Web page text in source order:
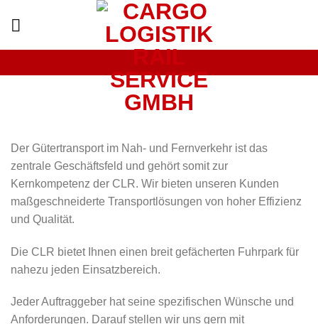
LEISTUNGEN
Der Gütertransport im Nah- und Fernverkehr ist das
zentrale Geschäftsfeld und gehört somit zur
Kernkompetenz der CLR. Wir bieten unseren Kunden
maßgeschneiderte Transportlösungen von hoher Effizienz
und Qualität.
Die CLR bietet Ihnen einen breit gefächerten Fuhrpark für
nahezu jeden Einsatzbereich.
Jeder Auftraggeber hat seine spezifischen Wünsche und
Anforderungen. Darauf stellen wir uns gern mit